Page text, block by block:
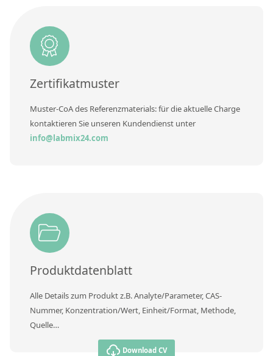
DIN EN ISO 9001:2015 Zertifizierung
Karriere bei Labmix24
Kontaktieren Sie uns
Zertifikatmuster
Muster-CoA des Referenzmaterials: für die aktuelle Charge
kontaktieren Sie unseren Kundendienst unter
info@labmix24.com
Produktdatenblatt
Alle Details zum Produkt z.B. Analyte/Parameter, CAS-
Nummer, Konzentration/Wert, Einheit/Format, Methode,
Quelle…
Download CV